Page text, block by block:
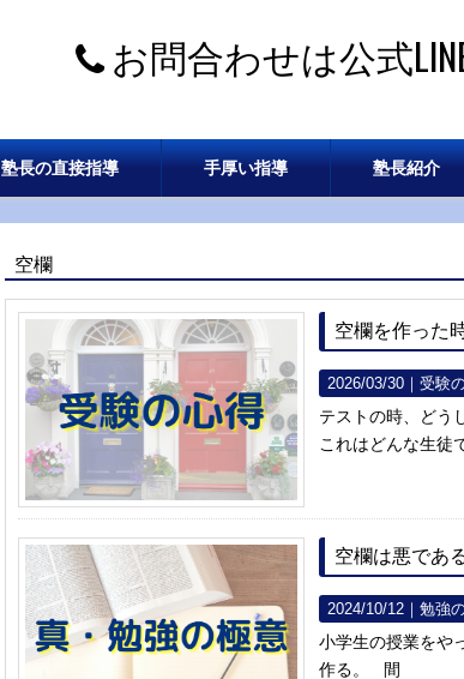
お問合わせは公式
塾長の直接指導 手厚い指導 塾長紹介
空欄
空欄を作った
2026/03/30｜受験
テストの時、どう
これはどんな生徒
空欄は悪であ
2024/10/12｜勉強
小学生の授業をや
作る。 間